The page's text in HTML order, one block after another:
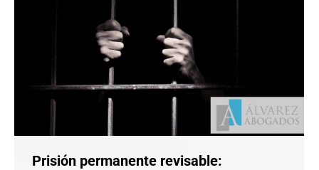
Prisión permanente revisable: